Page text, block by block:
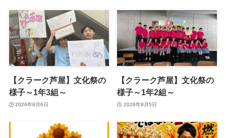
【クラーク芦屋】文化祭の
様子～1年3組～
2026年8月6日
【クラーク芦屋】文化祭の
様子～1年2組～
2026年8月5日